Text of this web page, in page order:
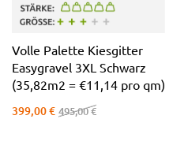
Volle Palette Kiesgitter
Easygravel 3XL Schwarz
(35,82m2 = €11,14 pro qm)
399,00 € 495,00 €